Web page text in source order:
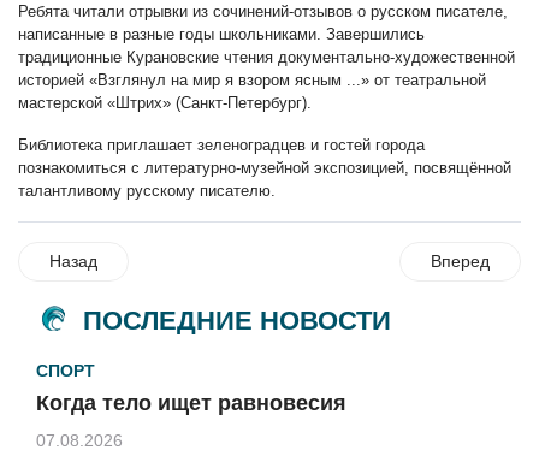
Ребята читали отрывки из сочинений-отзывов о русском писателе,
написанные в разные годы школьниками. Завершились
традиционные Курановские чтения документально-художественной
историей «Взглянул на мир я взором ясным ...» от театральной
мастерской «Штрих» (Санкт-Петербург).
Библиотека приглашает зеленоградцев и гостей города
познакомиться с литературно-музейной экспозицией, посвящённой
талантливому русскому писателю.
Назад Вперед
ПОСЛЕДНИЕ НОВОСТИ
СПОРТ
Когда тело ищет равновесия
07.08.2026